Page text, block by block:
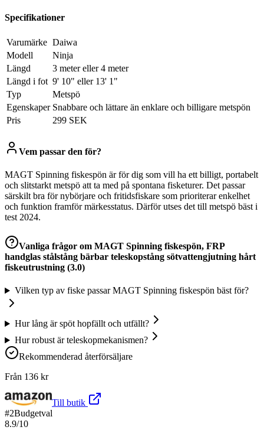
Specifikationer
Varumärke Daiwa
Modell
Ninja
Längd
3 meter eller 4 meter
Längd i fot 9' 10" eller 13' 1"
Typ
Metspö
Egenskaper Snabbare och lättare än enklare och billigare metspön
Pris
299 SEK
Vem passar den för?
MAGT Spinning fiskespön är för dig som vill ha ett billigt, portabelt
och slitstarkt metspö att ta med på spontana fisketurer. Det passar
särskilt bra för nybörjare och fritidsfiskare som prioriterar enkelhet
och funktion framför märkesstatus. Därför utses det till metspö bäst i
test 2024.
Vanliga frågor om MAGT Spinning fiskespön, FRP
handglas stålstång bärbar teleskopstång sötvattengjutning hårt
fiskeutrustning (3.0)
Vilken typ av fiske passar MAGT Spinning fiskespön bäst för?
Hur lång är spöt hopfällt och utfällt?
Hur robust är teleskopmekanismen?
Rekommenderad återförsäljare
Från 136 kr
Till butik
#2Budgetval
8.9/10